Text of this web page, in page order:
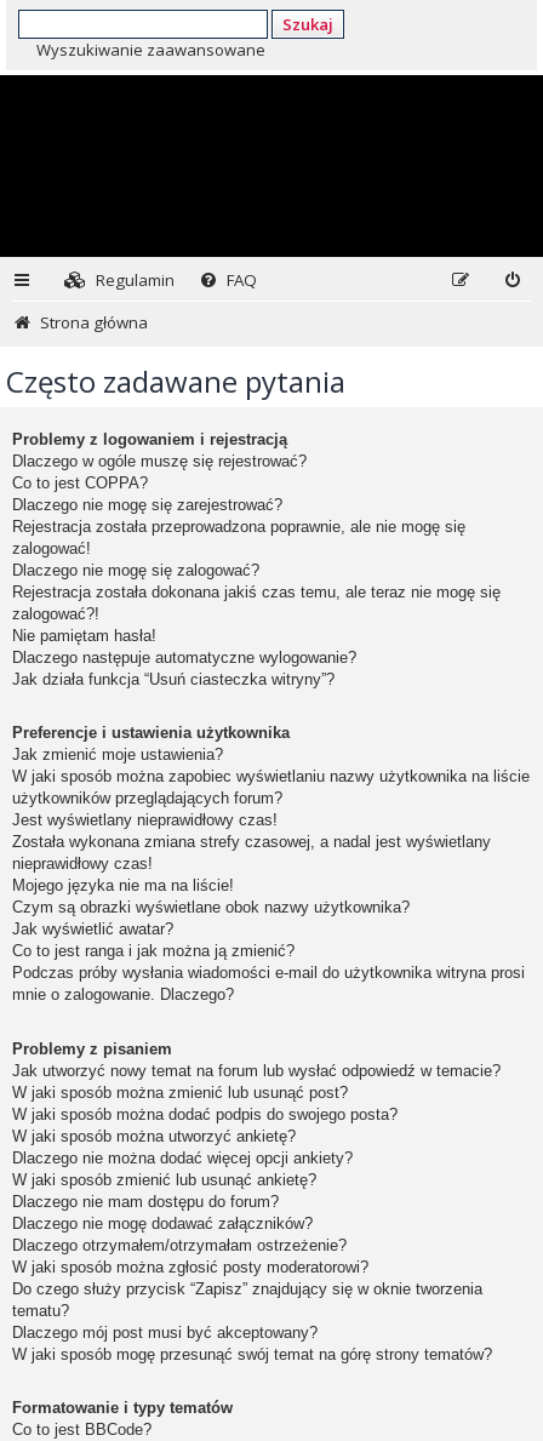
Szukaj
Wyszukiwanie zaawansowane
Regulamin
FAQ
Strona główna
Często zadawane pytania
Problemy z logowaniem i rejestracją
Dlaczego w ogóle muszę się rejestrować?
Co to jest COPPA?
Dlaczego nie mogę się zarejestrować?
Rejestracja została przeprowadzona poprawnie, ale nie mogę się
zalogować!
Dlaczego nie mogę się zalogować?
Rejestracja została dokonana jakiś czas temu, ale teraz nie mogę się
zalogować?!
Nie pamiętam hasła!
Dlaczego następuje automatyczne wylogowanie?
Jak działa funkcja “Usuń ciasteczka witryny”?
Preferencje i ustawienia użytkownika
Jak zmienić moje ustawienia?
W jaki sposób można zapobiec wyświetlaniu nazwy użytkownika na liście
użytkowników przeglądających forum?
Jest wyświetlany nieprawidłowy czas!
Została wykonana zmiana strefy czasowej, a nadal jest wyświetlany
nieprawidłowy czas!
Mojego języka nie ma na liście!
Czym są obrazki wyświetlane obok nazwy użytkownika?
Jak wyświetlić awatar?
Co to jest ranga i jak można ją zmienić?
Podczas próby wysłania wiadomości e-mail do użytkownika witryna prosi
mnie o zalogowanie. Dlaczego?
Problemy z pisaniem
Jak utworzyć nowy temat na forum lub wysłać odpowiedź w temacie?
W jaki sposób można zmienić lub usunąć post?
W jaki sposób można dodać podpis do swojego posta?
W jaki sposób można utworzyć ankietę?
Dlaczego nie można dodać więcej opcji ankiety?
W jaki sposób zmienić lub usunąć ankietę?
Dlaczego nie mam dostępu do forum?
Dlaczego nie mogę dodawać załączników?
Dlaczego otrzymałem/otrzymałam ostrzeżenie?
W jaki sposób można zgłosić posty moderatorowi?
Do czego służy przycisk “Zapisz” znajdujący się w oknie tworzenia
tematu?
Dlaczego mój post musi być akceptowany?
W jaki sposób mogę przesunąć swój temat na górę strony tematów?
Formatowanie i typy tematów
Co to jest BBCode?